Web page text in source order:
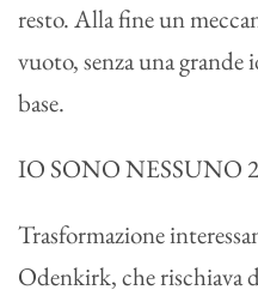
resto. Alla fine un
vuoto, senza una grande
base.
IO SONO NESSUNO 2
Trasformazione
Odenkirk, che rischiava